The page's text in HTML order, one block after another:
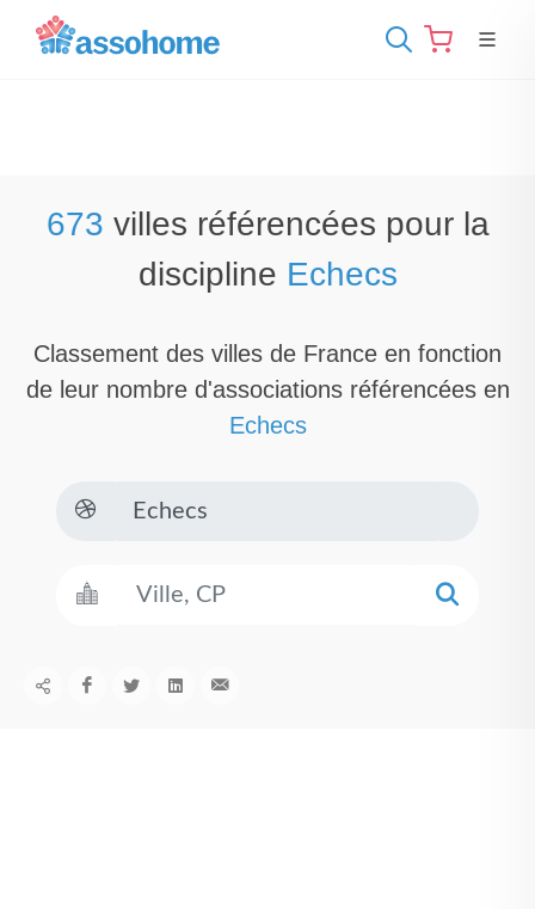
673 villes référencées pour la
discipline Echecs
Classement des villes de France en fonction
de leur nombre d'associations référencées en
Echecs